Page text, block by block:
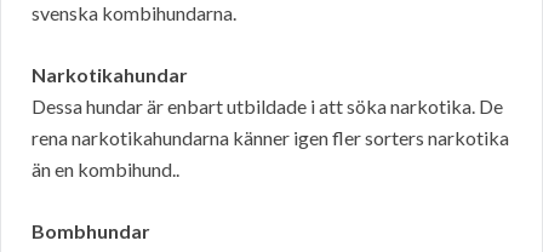
svenska kombihundarna.
Narkotikahundar
Dessa hundar är enbart utbildade i att söka narkotika. De
rena narkotikahundarna känner igen fler sorters narkotika
än en kombihund..
Bombhundar